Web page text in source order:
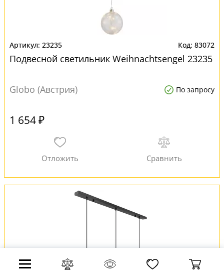
23235 83072
Подвесной светильник Weihnachtsengel 23235
Globo (Австрия) По запросу
1 654 ₽